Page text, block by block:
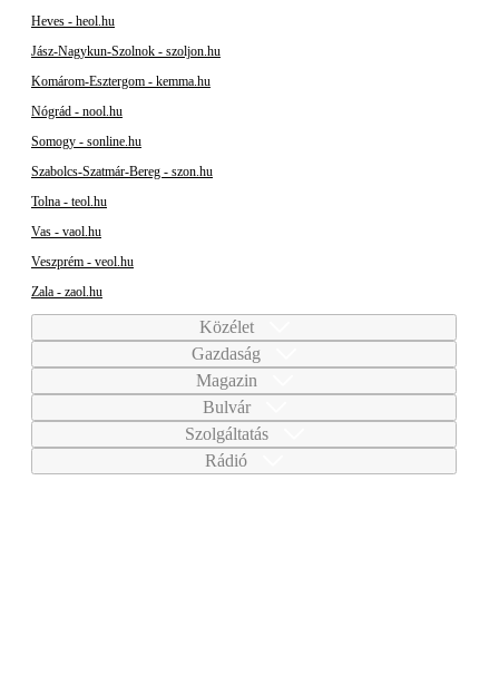
Heves - heol.hu
Jász-Nagykun-Szolnok - szoljon.hu
Komárom-Esztergom - kemma.hu
Nógrád - nool.hu
Somogy - sonline.hu
Szabolcs-Szatmár-Bereg - szon.hu
Tolna - teol.hu
Vas - vaol.hu
Veszprém - veol.hu
Zala - zaol.hu
Közélet
Gazdaság
Magazin
Bulvár
Szolgáltatás
Rádió